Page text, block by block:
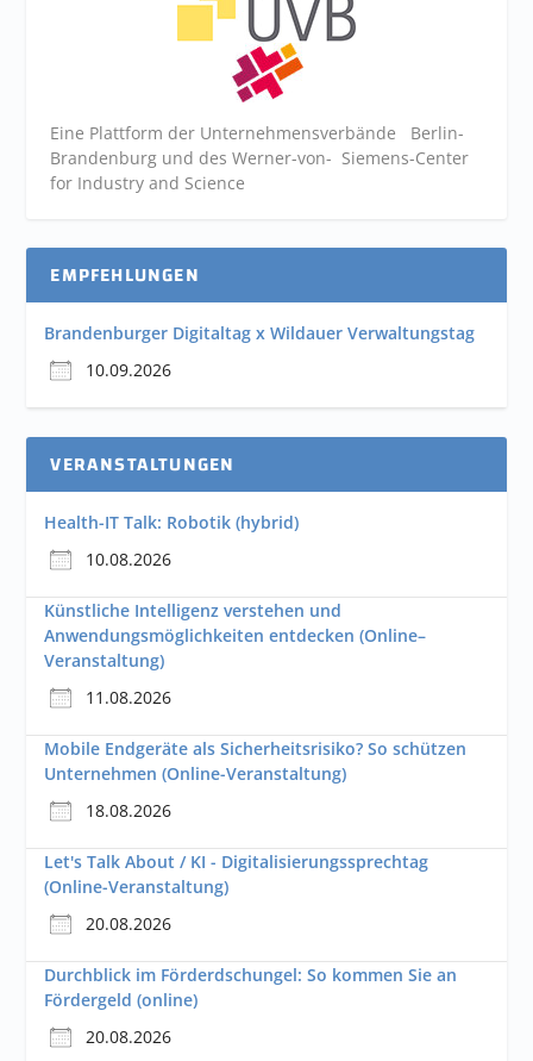
Eine Plattform der Unternehmensverbände Berlin-
Brandenburg und des Werner-von- Siemens-Center
for Industry and Science
EMPFEHLUNGEN
Brandenburger Digitaltag x Wildauer Verwaltungstag
10.09.2026
VERANSTALTUNGEN
Health-IT Talk: Robotik (hybrid)
10.08.2026
Künstliche Intelligenz verstehen und
Anwendungsmöglichkeiten entdecken (Online–
Veranstaltung)
11.08.2026
Mobile Endgeräte als Sicherheitsrisiko? So schützen
Unternehmen (Online-Veranstaltung)
18.08.2026
Let's Talk About / KI - Digitalisierungssprechtag
(Online-Veranstaltung)
20.08.2026
Durchblick im Förderdschungel: So kommen Sie an
Fördergeld (online)
20.08.2026